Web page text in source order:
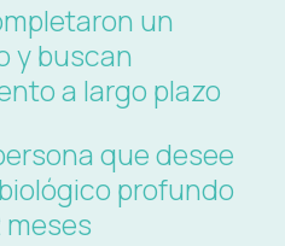
un
y buscan
a largo plazo
que desee
profundo
meses